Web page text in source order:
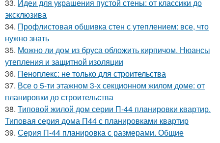
33. Идеи для украшения пустой стены: от классики до
эксклюзива
34. Профлистовая обшивка стен с утеплением: все, что
нужно знать
35. Можно ли дом из бруса обложить кирпичом. Нюансы
утепления и защитной изоляции
36. Пеноплекс: не только для строительства
37. Все о 5-ти этажном 3-х секционном жилом доме: от
планировки до строительства
38. Типовой жилой дом серии П-44 планировки квартир.
Типовая серия дома П44 с планировками квартир
39. Серия П-44 планировка с размерами. Общие